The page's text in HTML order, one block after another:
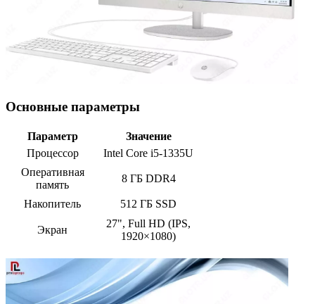
Основные параметры
Параметр
Значение
Процессор
Intel Core i5-1335U
Оперативная
память
8 ГБ DDR4
Накопитель 512 ГБ SSD
Экран
27", Full HD (IPS,
1920×1080)